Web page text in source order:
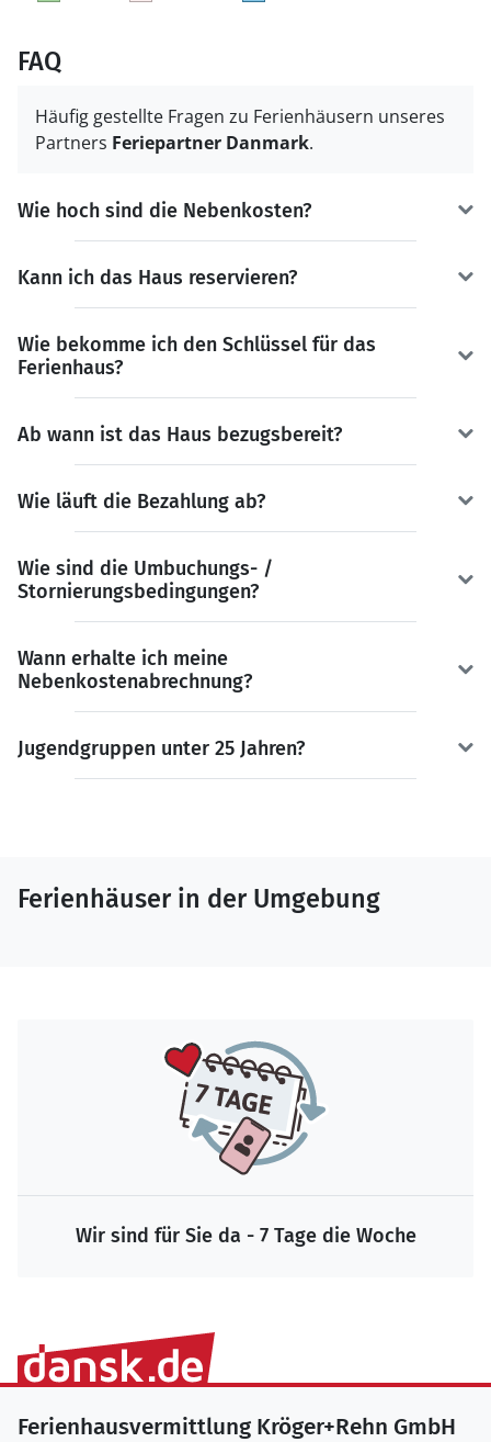
FAQ
Häufig gestellte Fragen zu Ferienhäusern unseres
Partners Feriepartner Danmark.
Wie hoch sind die Nebenkosten?
Kann ich das Haus reservieren?
Wie bekomme ich den Schlüssel für das
Ferienhaus?
Ab wann ist das Haus bezugsbereit?
Wie läuft die Bezahlung ab?
Wie sind die Umbuchungs- /
Stornierungsbedingungen?
Wann erhalte ich meine
Nebenkostenabrechnung?
Jugendgruppen unter 25 Jahren?
Ferienhäuser in der Umgebung
Wir sind für Sie da - 7 Tage die Woche
Ferienhausvermittlung Kröger+Rehn GmbH